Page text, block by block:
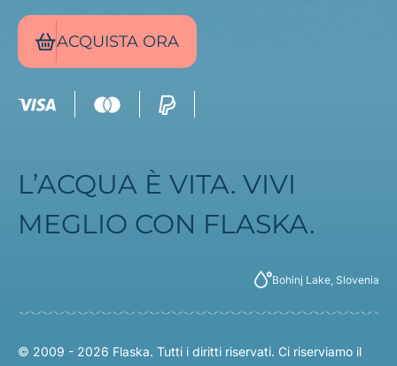
ACQUISTA ORA
L’ACQUA È VITA. VIVI
MEGLIO CON FLASKA.
Bohinj Lake, Slovenia
© 2009 - 2026 Flaska. Tutti i diritti riservati. Ci riserviamo il